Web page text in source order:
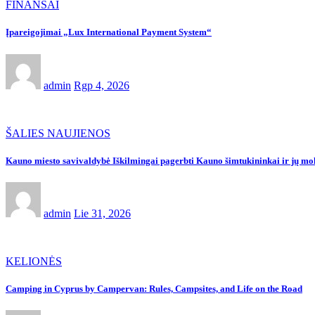
FINANSAI
Įpareigojimai „Lux International Payment System“
admin Rgp 4, 2026
ŠALIES NAUJIENOS
Kauno miesto savivaldybė Iškilmingai pagerbti Kauno šimtukininkai ir jų
admin Lie 31, 2026
KELIONĖS
Camping in Cyprus by Campervan: Rules, Campsites, and Life on the Road